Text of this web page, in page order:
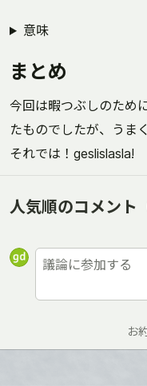
意味
まとめ
今回は暇つぶしのため
たものでしたが、うま
それでは！geslislasla!
人気順のコメント
お